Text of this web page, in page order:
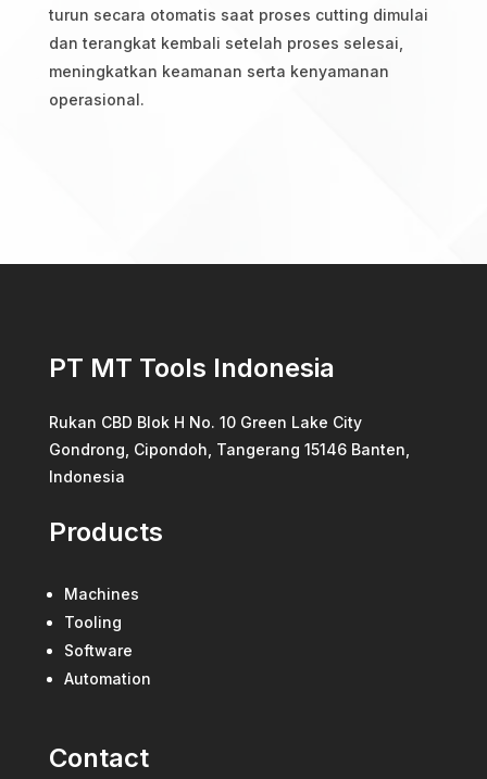
turun secara otomatis saat proses cutting dimulai
dan terangkat kembali setelah proses selesai,
meningkatkan keamanan serta kenyamanan
operasional.
PT MT Tools Indonesia
Rukan CBD Blok H No. 10 Green Lake City
Gondrong, Cipondoh, Tangerang 15146 Banten,
Indonesia
Products
Machines
Tooling
Software
Automation
Contact